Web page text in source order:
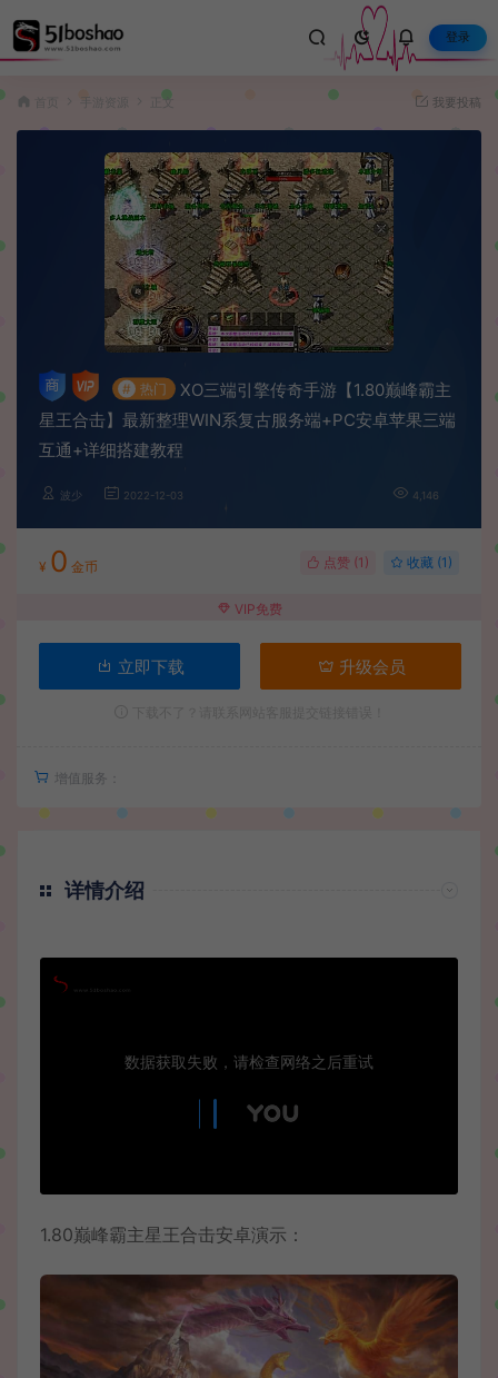
登录
手游资源 正文 我要投稿
# 热门
XO三端引擎传奇手游【1.80巅峰霸主
星王合击】最新整理WIN系复古服务端+PC安卓苹果三端
互通+详细搭建教程
波少 2022-12-03 4,146
¥ 0 金币 点赞 (1 ) 收藏 (1)
VIP免费
立即下载 升级会员
增值服务：
详情介绍
1.80巅峰霸主星王合击安卓演示：